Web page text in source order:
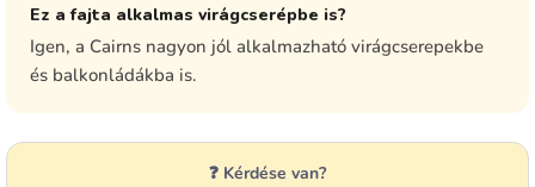
Ez a fajta alkalmas virágcserépbe is?
Igen, a Cairns nagyon jól alkalmazható virágcserepekbe
és balkonládákba is.
❓ Kérdése van?